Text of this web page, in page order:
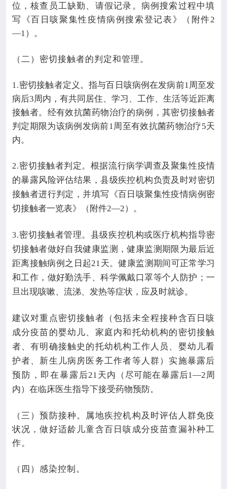
位，核查员工缺勤、请假记录。病例搜索过程中填
写《百日咳聚集性疫情病例搜索登记表》（附件2
—1 ）。
（二）密切接触者的判定和管理。
1.密切接触者定义。指与百日咳病例在发病前1 周至发
病后3周内，有共同居住、学习、工作、生活等近距离
接触者。经有效抗菌药物治疗的病例，其密切接触者
判定期限为该病例发病前1 周至有效抗菌药物治疗5天
内。
2.密切接触者判定。根据流行病学调查及聚集性疫情
的暴露风险评估结果，县级疾控机构负责及时对密切
接触者进行判定，并填写《百日咳聚集性疫情病例密
切接触者一览表》（附件2—2）。
3.密切接触者管理。县级疾控机构或医疗机构指导密
切接触者做好自我健康监测，健康监测期限为最后近
距离接触病例之日起21 天。健康监测期间可正常学习
和工作，做好勤洗手、科学佩戴口罩等个人防护；一
旦出现咳嗽、流涕、发热等症状，应及时就诊。
建议对重点密切接触者（包括未全程接种含百日咳
成分疫苗的婴幼儿、家庭内和托幼机构的密切接触
者、有明确接触史的托幼机构工作人员、婴幼儿看
护者、新生儿病房医务工作者等人群）实施暴露后
预防，即在暴露后21 天内（尽可能在暴露后1—2 周
内）在临床医生指导下接受药物预防。
（三）预防接种。属地疾控机构及时评估人群免疫
状况，做好适龄儿童含百日咳成分疫苗查漏补种工
作。
（四）感染控制。